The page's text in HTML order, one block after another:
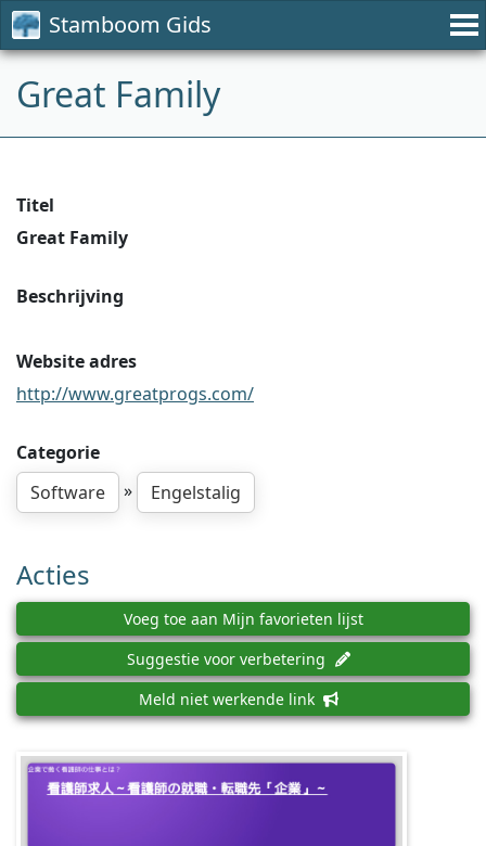
Stamboom Gids
Great Family
Titel
Great Family
Beschrijving
Website adres
http://www.greatprogs.com/
Categorie
Software
» Engelstalig
Acties
Voeg toe aan Mijn favorieten lijst
Suggestie voor verbetering
Meld niet werkende link